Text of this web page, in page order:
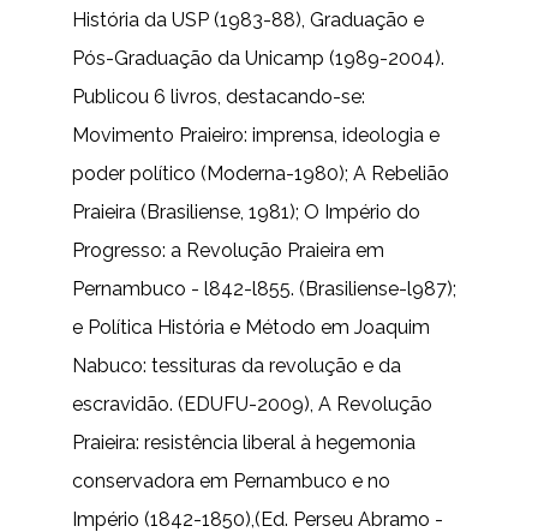
História da USP (1983-88), Graduação e
Pós-Graduação da Unicamp (1989-2004).
Publicou 6 livros, destacando-se:
Movimento Praieiro: imprensa, ideologia e
poder político (Moderna-1980); A Rebelião
Praieira (Brasiliense, 1981); O Império do
Progresso: a Revolução Praieira em
Pernambuco - l842-l855. (Brasiliense-l987);
e Política História e Método em Joaquim
Nabuco: tessituras da revolução e da
escravidão. (EDUFU-2009), A Revolução
Praieira: resistência liberal à hegemonia
conservadora em Pernambuco e no
Império (1842-1850),(Ed. Perseu Abramo -